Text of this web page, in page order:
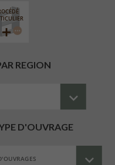
REGION
D'OUVRAGE